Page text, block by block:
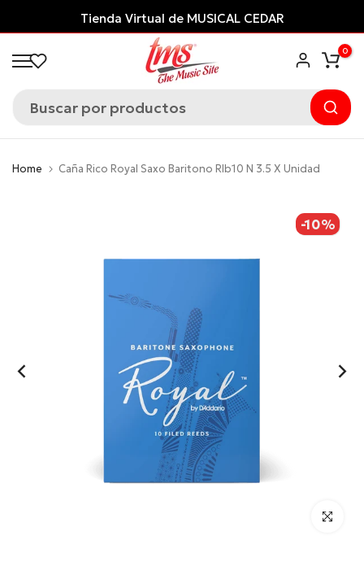
al
contenido
Tienda Virtual de MUSICAL CEDAR
0
Home Caña Rico Royal Saxo Baritono Rlb10 N 3.5 X Unidad
-10%
Click para